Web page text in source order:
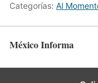
Categorías: Al
México Informa